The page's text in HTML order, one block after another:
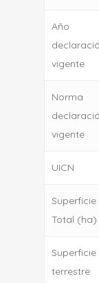
Año
vigente
Norma
vigente
UICN
Superficie
Total (ha)
Superficie
terrestre